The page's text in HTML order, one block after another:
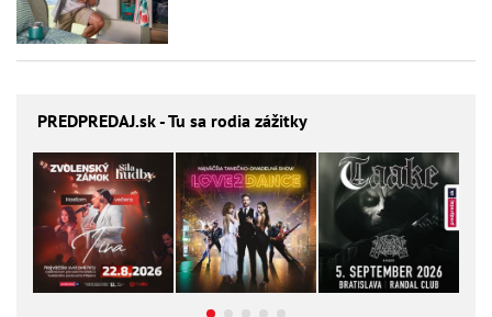
PREDPREDAJ.sk - Tu sa rodia zážitky